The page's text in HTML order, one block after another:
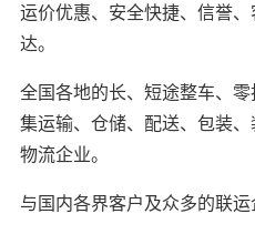
运价优惠、安全快捷、信誉
达。
全国各地的长、短途整车、零
集运输、仓储、配送、包装
物流企业。
与国内各界客户及众多的联运